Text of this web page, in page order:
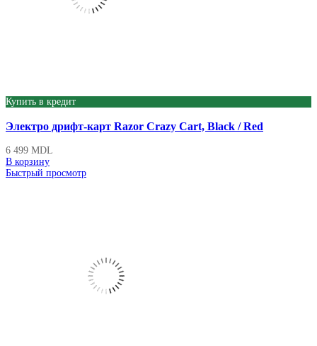
Купить в кредит
Электро дрифт-карт Razor Crazy Cart, Black / Red
6 499 MDL
В корзину
Быстрый просмотр